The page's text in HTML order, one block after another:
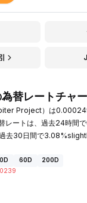
替レートチャ
Project）は
レートは、過去24時間
去30日間で
60D
200D